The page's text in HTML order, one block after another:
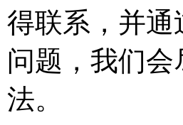
得联系，并
问题， 我们会
法。